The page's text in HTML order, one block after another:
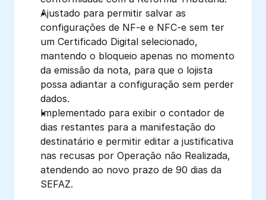
Ajustado para permitir salvar as
configurações de NF-e e NFC-e sem ter
um Certificado Digital selecionado,
mantendo o bloqueio apenas no momento
da emissão da nota, para que o lojista
possa adiantar a configuração sem perder
dados.
Implementado para exibir o contador de
dias restantes para a manifestação do
destinatário e permitir editar a justificativa
nas recusas por Operação não Realizada,
atendendo ao novo prazo de 90 dias da
SEFAZ.